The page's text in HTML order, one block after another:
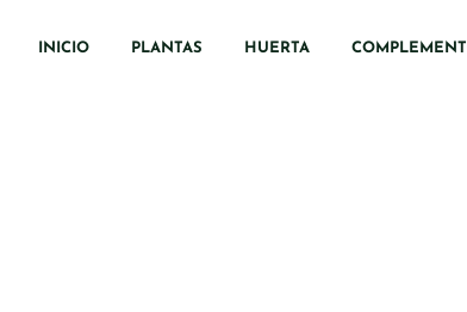
INICIO PLANTAS HUERTA